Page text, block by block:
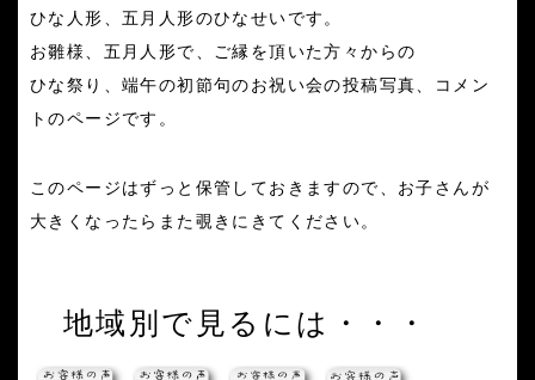
ひな人形、五月人形のひなせいです。
お雛様、五月人形で、ご縁を頂いた方々からの
ひな祭り、端午の初節句のお祝い会の投稿写真、コメン
トのページです。
このページはずっと保管しておきますので、お子さんが
大きくなったらまた覗きにきてください。
地域別で見るには・・・